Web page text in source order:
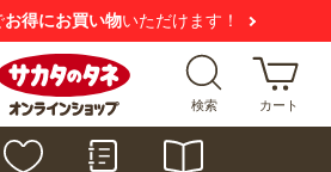
質な偽サイトにご注意ください
検索 カート